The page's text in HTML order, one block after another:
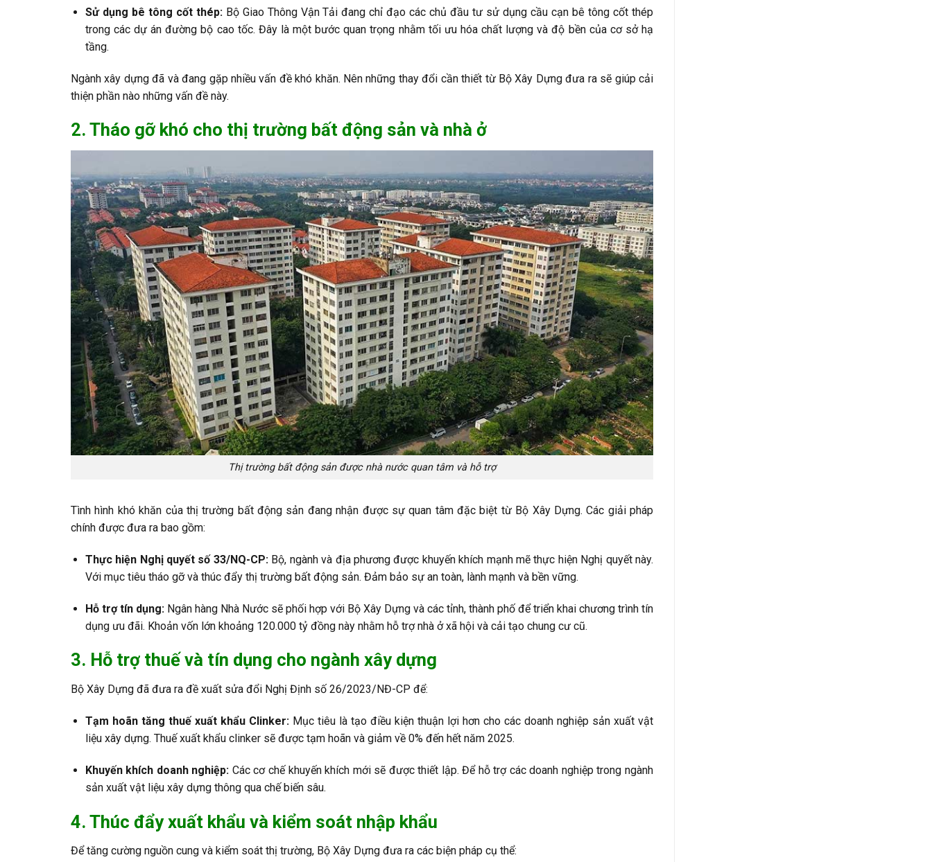
Sử dụng bê tông cốt thép:Bộ Giao Thông Vận Tải đang chỉ đạo các chủ đầu tư sử dụng cầu cạn bê tông cốt thép
trong các dự án đường bộ cao tốc. Đây là một bước quan trọng nhằm tối ưu hóa chất lượng và độ bền của cơ sở hạ
tầng.
Ngành xây dựng đã và đang gặp nhiều vấn đề khó khăn. Nên những thay đổi cần thiết từ Bộ Xây Dựng đưa ra sẽ giúp cải
thiện phần nào những vấn đề này.
2. Tháo gỡ khó cho thị trường bất động sản và nhà ở
Thị trường bất động sản được nhà nước quan tâm và hỗ trợ
Tình hình khó khăn của thị trường bất động sản đang nhận được sự quan tâm đặc biệt từ Bộ Xây Dựng. Các giải pháp
chính được đưa ra bao gồm:
Thực hiện Nghị quyết số 33/NQ-CP:Bộ, ngành và địa phương được khuyến khích mạnh mẽ thực hiện Nghị quyết này.
Với mục tiêu tháo gỡ và thúc đẩy thị trường bất động sản. Đảm bảo sự an toàn, lành mạnh và bền vững.
Hỗ trợ tín dụng:Ngân hàng Nhà Nước sẽ phối hợp với Bộ Xây Dựng và các tỉnh, thành phố để triển khai chương trình tín
dụng ưu đãi. Khoản vốn lớn khoảng 120.000 tỷ đồng này nhằm hỗ trợ nhà ở xã hội và cải tạo chung cư cũ.
3. Hỗ trợ thuế và tín dụng cho ngành xây dựng
Bộ Xây Dựng đã đưa ra đề xuất sửa đổi Nghị Định số 26/2023/NĐ-CP để:
Tạm hoãn tăng thuế xuất khẩu Clinker:Mục tiêu là tạo điều kiện thuận lợi hơn cho các doanh nghiệp sản xuất vật
liệu xây dựng. Thuế xuất khẩu clinker sẽ được tạm hoãn và giảm về 0% đến hết năm 2025.
Khuyến khích doanh nghiệp: Các cơ chế khuyến khích mới sẽ được thiết lập. Để hỗ trợ các doanh nghiệp trong ngành
sản xuất vật liệu xây dựng thông qua chế biến sâu.
4. Thúc đẩy xuất khẩu và kiểm soát nhập khẩu
Để tăng cường nguồn cung và kiểm soát thị trường, Bộ Xây Dựng đưa ra các biện pháp cụ thể: